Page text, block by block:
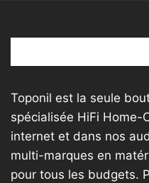
Toponil est la seule
spécialisée HiFi Home-
internet et dans nos
multi-marques en
pour tous les budgets.